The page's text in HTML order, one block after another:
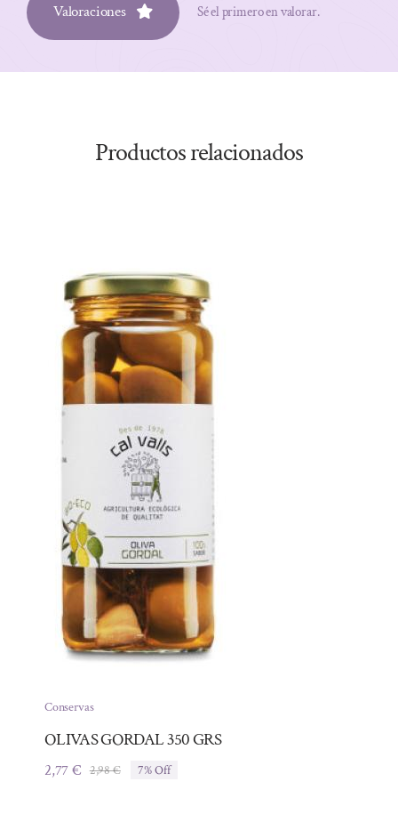
Valoraciones Sé el primero en valorar.
Productos relacionados
Conservas
OLIVAS GORDAL 350 GRS
2,98€El
2,77€
El
7% Off